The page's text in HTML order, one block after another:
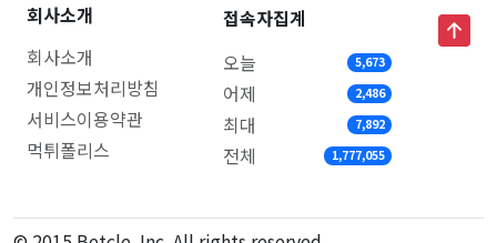
회사소개
회사소개
개인정보처리방침
서비스이용약관
먹튀폴리스
접속자집계
오늘
5,673
어제 2,486
최대 7,892
전체 1,777,055